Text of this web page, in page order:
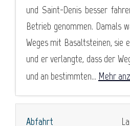
und Saint-Denis besser
Betrieb genommen. Damals
Weges mit Basaltsteinen, sie
und er verlangte, dass der
und an bestimmten... Mehr
Abfahrt